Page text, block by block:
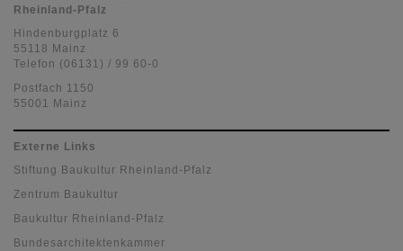
Rheinland-Pfalz
Hindenburgplatz 6
55118 Mainz
Telefon (06131) / 99 60-0
Postfach 1150
55001 Mainz
Externe Links
Stiftung Baukultur Rheinland-Pfalz
Zentrum Baukultur
Baukultur Rheinland-Pfalz
Bundesarchitektenkammer